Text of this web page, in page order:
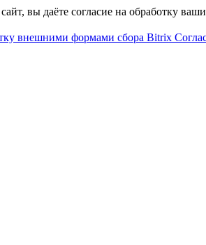
вы даёте согласие на обработку
внешними формами сбора Bitrix